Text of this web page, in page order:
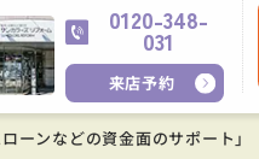
0120-348-
031
来店予約
ーンなどの資金面のサポート」